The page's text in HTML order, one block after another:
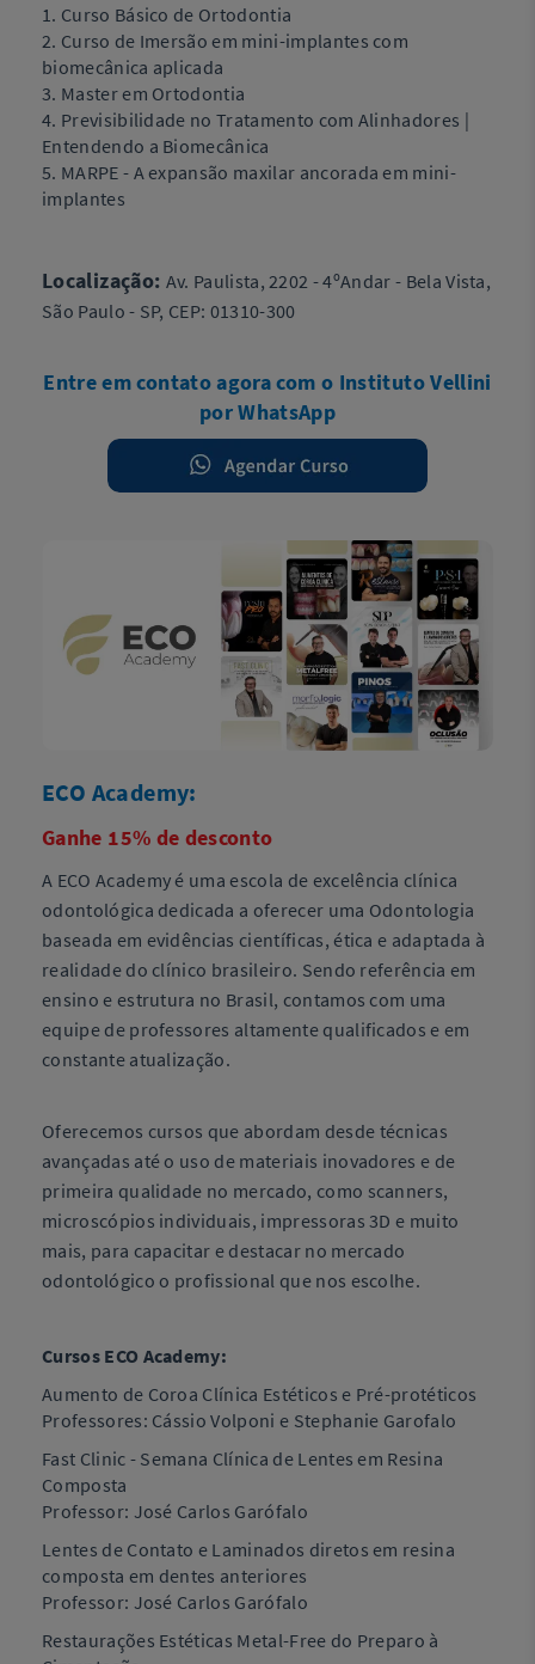
1. Curso Básico de Ortodontia
2. Curso de Imersão em mini-implantes com
biomecânica aplicada
3. Master em Ortodontia
4. Previsibilidade no Tratamento com Alinhadores |
Entendendo a Biomecânica
5. MARPE - A expansão maxilar ancorada em mini-
implantes
Localização: Av. Paulista, 2202 - 4ºAndar - Bela Vista,
São Paulo - SP, CEP: 01310-300
Entre em contato agora com o Instituto Vellini
por WhatsApp
ECO Academy:
Ganhe 15% de desconto
A ECO Academy é uma escola de excelência clínica
odontológica dedicada a oferecer uma Odontologia
baseada em evidências científicas, ética e adaptada à
realidade do clínico brasileiro. Sendo referência em
ensino e estrutura no Brasil, contamos com uma
equipe de professores altamente qualificados e em
constante atualização.
Oferecemos cursos que abordam desde técnicas
avançadas até o uso de materiais inovadores e de
primeira qualidade no mercado, como scanners,
microscópios individuais, impressoras 3D e muito
mais, para capacitar e destacar no mercado
odontológico o profissional que nos escolhe.
Cursos ECO Academy:
Aumento de Coroa Clínica Estéticos e Pré-protéticos
Professores: Cássio Volponi e Stephanie Garofalo
Fast Clinic - Semana Clínica de Lentes em Resina
Composta
Professor: José Carlos Garófalo
Lentes de Contato e Laminados diretos em resina
composta em dentes anteriores
Professor: José Carlos Garófalo
Restaurações Estéticas Metal-Free do Preparo à